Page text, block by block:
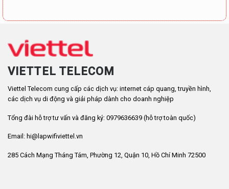
VIETTEL TELECOM
Viettel Telecom cung cấp các dịch vụ: internet cáp quang, truyền hình,
các dịch vụ di động và giải pháp dành cho doanh nghiệp
Tổng đài hỗ trợ tư vấn và đăng ký: 0979636639 (hỗ trợ toàn quốc)
Email: hi@lapwifiviettel.vn
285 Cách Mạng Tháng Tám, Phường 12, Quận 10, Hồ Chí Minh 72500